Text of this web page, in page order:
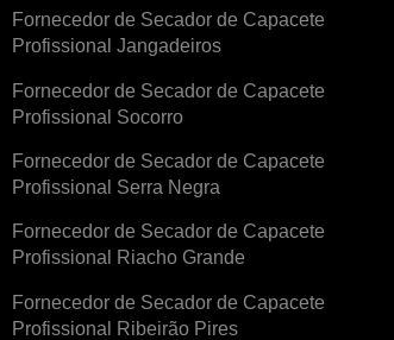
Fornecedor de Secador de Capacete
Profissional Jangadeiros
Fornecedor de Secador de Capacete
Profissional Socorro
Fornecedor de Secador de Capacete
Profissional Serra Negra
Fornecedor de Secador de Capacete
Profissional Riacho Grande
Fornecedor de Secador de Capacete
Profissional Ribeirão Pires